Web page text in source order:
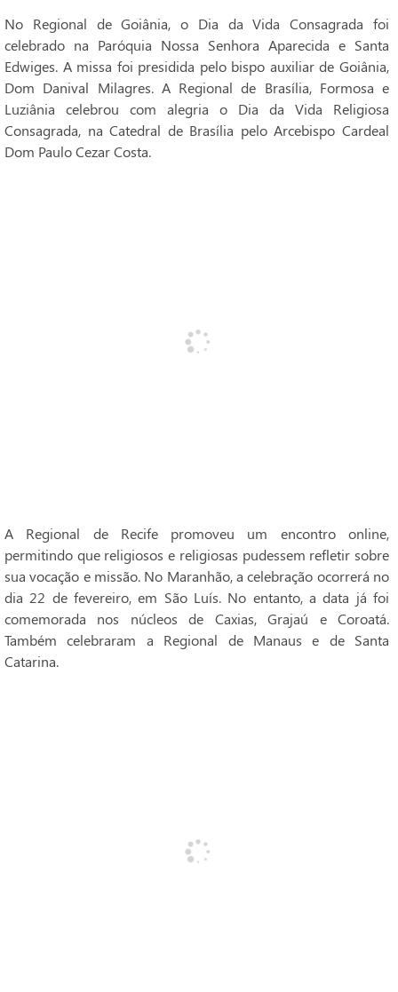
No Regional de Goiânia, o Dia da Vida Consagrada foi
celebrado na Paróquia Nossa Senhora Aparecida e Santa
Edwiges. A missa foi presidida pelo bispo auxiliar de Goiânia,
Dom Danival Milagres. A Regional de Brasília, Formosa e
Luziânia celebrou com alegria o Dia da Vida Religiosa
Consagrada, na Catedral de Brasília pelo Arcebispo Cardeal
Dom Paulo Cezar Costa.
A Regional de Recife promoveu um encontro online,
permitindo que religiosos e religiosas pudessem refletir sobre
sua vocação e missão. No Maranhão, a celebração ocorrerá no
dia 22 de fevereiro, em São Luís. No entanto, a data já foi
comemorada nos núcleos de Caxias, Grajaú e Coroatá.
Também celebraram a Regional de Manaus e de Santa
Catarina.